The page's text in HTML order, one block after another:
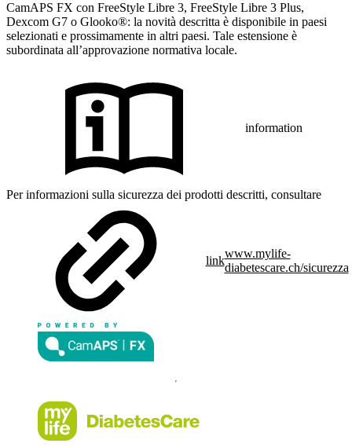
CamAPS FX con FreeStyle Libre 3, FreeStyle Libre 3 Plus,
Dexcom G7 o Glooko®: la novità descritta è disponibile in paesi
selezionati e prossimamente in altri paesi. Tale estensione è
subordinata all’approvazione normativa locale.
information
Per informazioni sulla sicurezza dei prodotti descritti, consultare
link
www.mylife-
diabetescare.ch/sicurezza